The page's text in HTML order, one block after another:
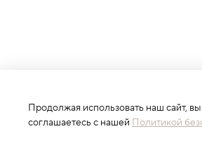
ИП Белов Кирилл Александрович
ОГРНИП: 319112100019302 ИНН:
Продолжая использовать наш сайт,
соглашаетесь с нашей Политикой